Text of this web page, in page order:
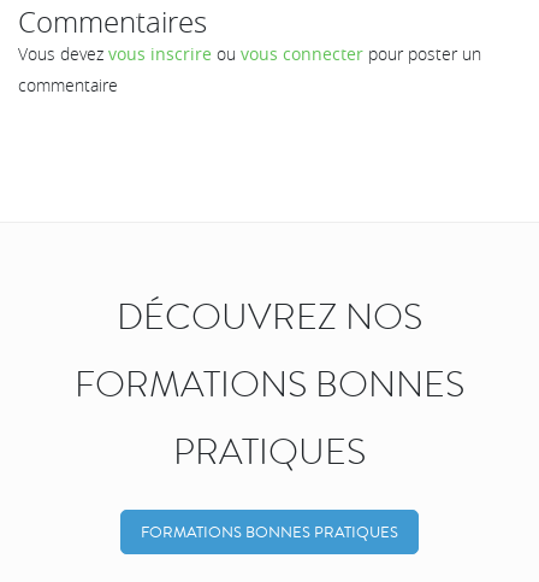
Commentaires
Vous devez vous inscrire ou vous connecter pour poster un
commentaire
DÉCOUVREZ NOS
FORMATIONS BONNES
PRATIQUES
FORMATIONS BONNES PRATIQUES